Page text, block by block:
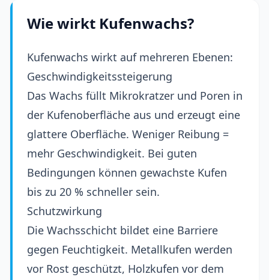
Wie wirkt Kufenwachs?
Kufenwachs wirkt auf mehreren Ebenen:
Geschwindigkeitssteigerung
Das Wachs füllt Mikrokratzer und Poren in
der Kufenoberfläche aus und erzeugt eine
glattere Oberfläche. Weniger Reibung =
mehr Geschwindigkeit. Bei guten
Bedingungen können gewachste Kufen
bis zu 20 % schneller sein.
Schutzwirkung
Die Wachsschicht bildet eine Barriere
gegen Feuchtigkeit. Metallkufen werden
vor Rost geschützt, Holzkufen vor dem